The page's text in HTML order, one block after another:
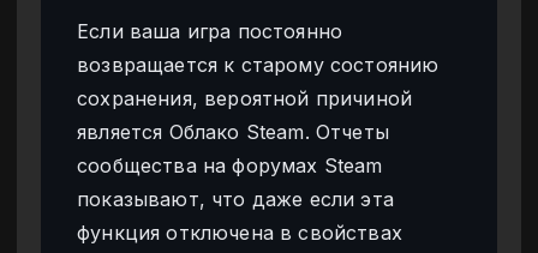
Если ваша игра постоянно
возвращается к старому состоянию
сохранения, вероятной причиной
является Облако Steam. Отчеты
сообщества на форумах Steam
показывают, что даже если эта
функция отключена в свойствах